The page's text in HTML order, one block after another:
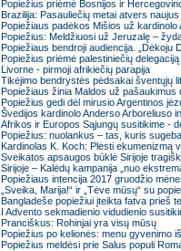
Popiežius priėmė Bosnijos ir
Brazilija: Pasauliečių metai atvers
Popiežiaus padėkos Mišios už
Popiežius: Meldžiuosi už Jeruzalę –
Popiežiaus bendroji audiencija. „Dėkoju
Popiežius priėmė palestiniečių delegaciją
Livorne - pirmoji afrikiečių parapija
Tikėjimo bendrystės pėdsakai šventųjų
Popiežiaus žinia Maldos už pašaukimus
Popiežius gedi dėl mirusio Argentinos
Švedijos kardinolo Anderso Arboreliuso
Afrikos ir Europos Sąjungų susitikime -
Popiežius: nuolankus – tas, kuris
Kardinolas K. Koch: Plėsti ekumenizmą
Sveikatos apsaugos būklė Sirijoje
Sirijoje – Kalėdų kampanija „nuo
Popiežiaus intencija 2017 gruodžio
„Sveika, Marija!“ ir „Tėve mūsų“ su
Bangladeše popiežiui įteikta fatva prieš
I Advento sekmadienio vidudienio
Pranciškus: Rohinjai yra visų mūsų
Popiežius po kelionės: menu gyvenimo
Popiežius meldėsi prie Salus populi